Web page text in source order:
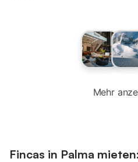
Mehr
Fincas in Palma